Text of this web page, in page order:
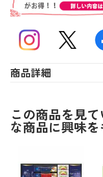
商品詳細
この商品を見
な商品に興味